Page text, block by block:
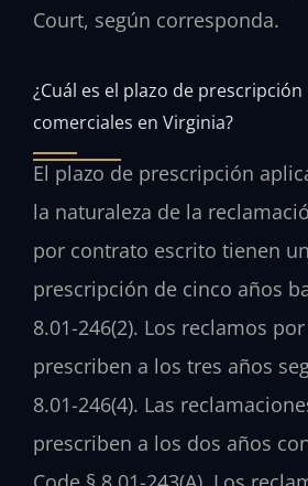
Court, según corresponda.
¿Cuál es el plazo de
comerciales en Virginia?
El plazo de prescripción
la naturaleza de la
por contrato escrito tienen
prescripción de cinco años
8.01-246(2). Los reclamos
prescriben a los tres años
8.01-246(4). Las
prescriben a los dos años